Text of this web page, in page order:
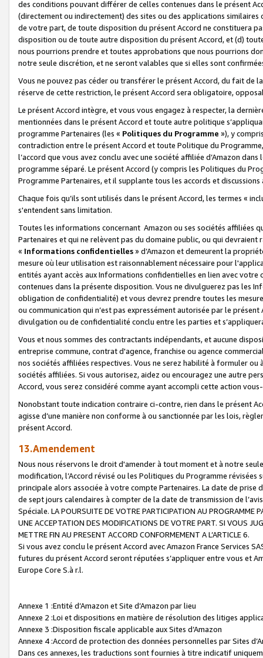
des conditions pouvant différer de celles contenues dans le présent
(directement ou indirectement) des sites ou des applications
de votre part, de toute disposition du présent Accord ne constituera
disposition ou de toute autre disposition du présent Accord, et (d)
nous pourrions prendre et toutes approbations que nous pourrions
notre seule discrétion, et ne seront valables que si elles sont
Vous ne pouvez pas céder ou transférer le présent Accord, du fait de
réserve de cette restriction, le présent Accord sera obligatoire,
Le présent Accord intègre, et vous vous engagez à respecter, la
mentionnées dans le présent Accord et toute autre politique
programme Partenaires (les « Politiques du Programme »), y
contradiction entre le présent Accord et toute Politique du
l’accord que vous avez conclu avec une société affiliée d’Amazon
programme séparé. Le présent Accord (y compris les Politiques du
Programme Partenaires, et il supplante tous les accords et discussions
Chaque fois qu’ils sont utilisés dans le présent Accord, les termes «
s'entendent sans limitation.
Toutes les informations concernant Amazon ou ses sociétés affiliées
Partenaires et qui ne relèvent pas du domaine public, ou qui
« Informations confidentielles» d’Amazon et demeurent la
mesure où leur utilisation est raisonnablement nécessaire pour
entités ayant accès aux Informations confidentielles en lien avec
contenues dans la présente disposition. Vous ne divulguerez pas les
obligation de confidentialité) et vous devrez prendre toutes les
ou communication qui n’est pas expressément autorisée par le
divulgation ou de confidentialité conclu entre les parties et
Vous et nous sommes des contractants indépendants, et aucune
entreprise commune, contrat d'agence, franchise ou agence
nos sociétés affiliées respectives. Vous ne serez habilité à formuler
sociétés affiliées. Si vous autorisez, aidez ou encouragez une autre
Accord, vous serez considéré comme ayant accompli cette action
Nonobstant toute indication contraire ci-contre, rien dans le présent
agisse d’une manière non conforme à ou sanctionnée par les lois,
présent Accord.
13.Amendement
Nous nous réservons le droit d'amender à tout moment et à notre
modification, l’Accord révisé ou les Politiques du Programme
principale alors associée à votre compte Partenaires. La date de
de sept jours calendaires à compter de la date de transmission de
Spéciale. LA POURSUITE DE VOTRE PARTICIPATION AU PROGRAMME
UNE ACCEPTATION DES MODIFICATIONS DE VOTRE PART. SI VOUS
METTRE FIN AU PRESENT ACCORD CONFORMEMENT A L’ARTICLE 6.
Si vous avez conclu le présent Accord avec Amazon France Services
futures du présent Accord seront réputées s’appliquer entre vous et
Europe Core S.à r.l.
Annexe 1 :Entité d’Amazon et Site d’Amazon par lieu
Annexe 2 :Loi et dispositions en matière de résolution des litiges
Annexe 3 :Disposition fiscale applicable aux Sites d’Amazon
Annexe 4 :Accord de protection des données personnelles par Sites
Dans ces annexes, les traductions sont fournies à titre indicatif